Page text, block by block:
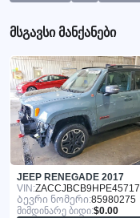
მსგავსი მანქანები
JEEP RENEGADE 2017
VIN:ZACCJBCB9HPE45717
Ბევრი ნომერი:85980275
მიმდინარე ბიდი:$0.00